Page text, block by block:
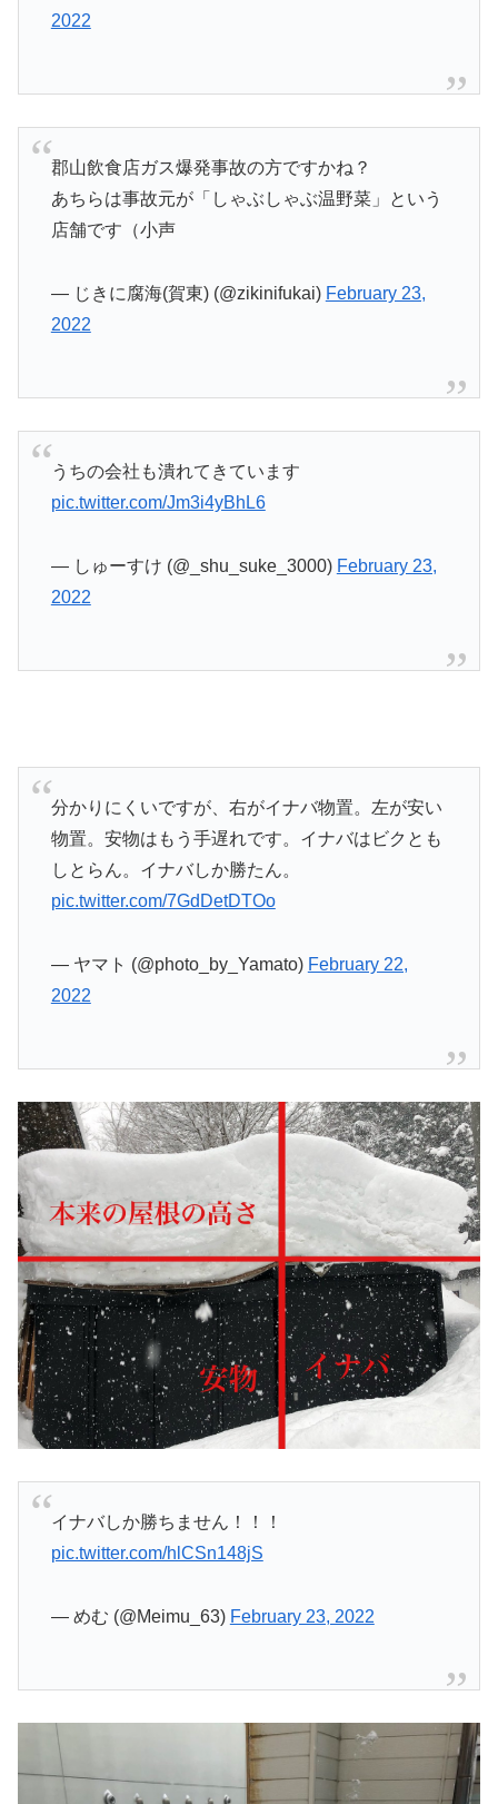
2022
郡山飲食店ガス爆発事故の方ですかね？
あちらは事故元が「しゃぶしゃぶ温野菜」という
店舗です（小声
— じきに腐海(賀東) (@zikinifukai) February 23,
2022
うちの会社も潰れてきています
pic.twitter.com/Jm3i4yBhL6
— しゅーすけ (@_shu_suke_3000) February 23,
2022
分かりにくいですが、右がイナバ物置。左が安い
物置。安物はもう手遅れです。イナバはビクとも
しとらん。イナバしか勝たん。
pic.twitter.com/7GdDetDTOo
— ヤマト (@photo_by_Yamato) February 22,
2022
イナバしか勝ちません！！！
pic.twitter.com/hlCSn148jS
— めむ (@Meimu_63) February 23, 2022